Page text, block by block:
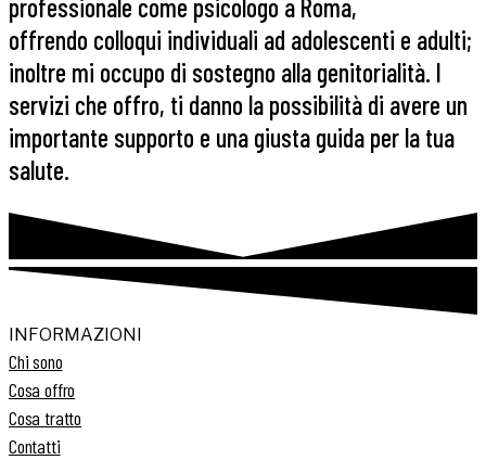
professionale come psicologo a Roma,
offrendo colloqui individuali ad adolescenti e adulti;
inoltre mi occupo di sostegno alla genitorialità. I
servizi che offro, ti danno la possibilità di avere un
importante supporto e una giusta guida per la tua
salute.
INFORMAZIONI
Chi sono
Cosa offro
Cosa tratto
Contatti